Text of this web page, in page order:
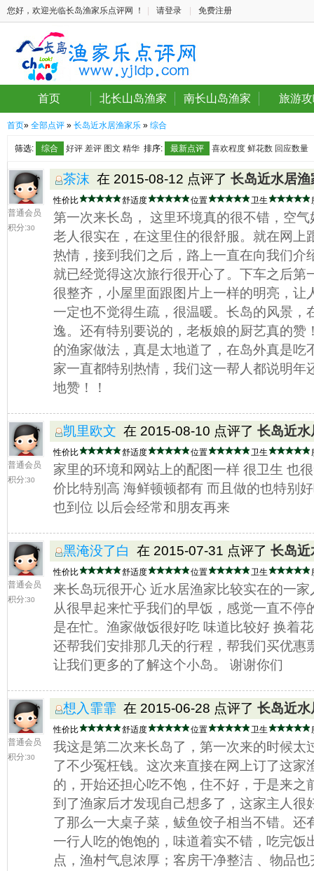
您好，欢迎光临长岛渔家乐点评网 ！ 请登录 免费注册
首页 北长山岛渔家 南长山岛渔家 旅游
首页» 全部点评 » 长岛近水居渔家乐 » 综合
筛选: 综合 好评 差评 图文 精华 排序: 最新点评 喜欢程度 鲜花数 回应数量
普通会员
积分:30
茶沫 在 2015-08-12 点评了 长岛近水居渔
性价比 舒适度 位置 卫生
第一次来长岛， 这里环境真的很不错，空
老人很实在，在这里住的很舒服。就在网上
热情，接到我们之后，路上一直在向我们介
就已经觉得这次旅行很开心了。下车之后第
很整齐，小屋里面跟图片上一样的明亮，让
一定也不觉得生疏，很温暖。长岛的风景，
逸。还有特别要说的，老板娘的厨艺真的赞
的渔家做法，真是太地道了，在岛外真是吃
家一直都特别热情，我们这一帮人都说明年
地赞！！
普通会员
积分:30
凯里欧文 在 2015-08-10 点评了 长岛近
性价比 舒适度 位置 卫生
家里的环境和网站上的配图一样 很卫生 也
价比特别高 海鲜顿顿都有 而且做的也特别
也到位 以后会经常和朋友再来
普通会员
积分:30
黑淹没了白 在 2015-07-31 点评了 长岛近
性价比 舒适度 位置 卫生
来长岛玩很开心 近水居渔家比较实在的一
从很早起来忙乎我们的早饭，感觉一直不停
是在忙。渔家做饭很好吃 味道比较好 换着
还帮我们安排那几天的行程，帮我们买优惠
让我们更多的了解这个小岛。 谢谢你们
普通会员
积分:30
想入霏霏 在 2015-06-28 点评了 长岛近
性价比 舒适度 位置 卫生
我这是第二次来长岛了，第一次来的时候太
了不少冤枉钱。这次来直接在网上订了这家
的，开始还担心吃不饱，住不好，于是来之
到了渔家后才发现自己想多了，这家主人很
了那么一大桌子菜，鲅鱼饺子相当不错。还
一行人吃的饱饱的，味道着实不错，吃完饭
点，渔村气息浓厚；客房干净整洁 、物品